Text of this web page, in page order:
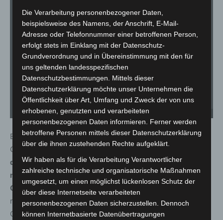
Hinweisbanner am Silbersee Langenhagen - © Carl-Marcus Müller / LGHNews
Ein weiterer Schwerpunkt der Kontrollen liegt auf dem
Grillen. Dieses istausschließlich am Ostufer in den
deutlich gekennzeichneten Grillflächen erlaubt und nur
mit geeigneten Grills.Außerhalb dieser Bereiche ist
Grillen am Silbersee untersagt.
In den meisten Fällen
reicht eine freundliche Ansprache durch den
Ordnungsdienst aus, so die einhellige Meinung der
Die Verarbeitung personenbezogener Daten,
beispielsweise des Namens, der Anschrift, E-Mail-
Adresse oder Telefonnummer einer betroffenen Person,
erfolgt stets im Einklang mit der Datenschutz-
Grundverordnung und in Übereinstimmung mit den für
uns geltenden landesspezifischen
Datenschutzbestimmungen. Mittels dieser
Datenschutzerklärung möchte unser Unternehmen die
Öffentlichkeit über Art, Umfang und Zweck der von uns
erhobenen, genutzten und verarbeiteten
personenbezogenen Daten informieren. Ferner werden
betroffene Personen mittels dieser Datenschutzerklärung
über die ihnen zustehenden Rechte aufgeklärt.
Wir haben als für die Verarbeitung Verantwortlicher
zahlreiche technische und organisatorische Maßnahmen
umgesetzt, um einen möglichst lückenlosen Schutz der
über diese Internetseite verarbeiteten
personenbezogenen Daten sicherzustellen. Dennoch
können Internetbasierte Datenübertragungen